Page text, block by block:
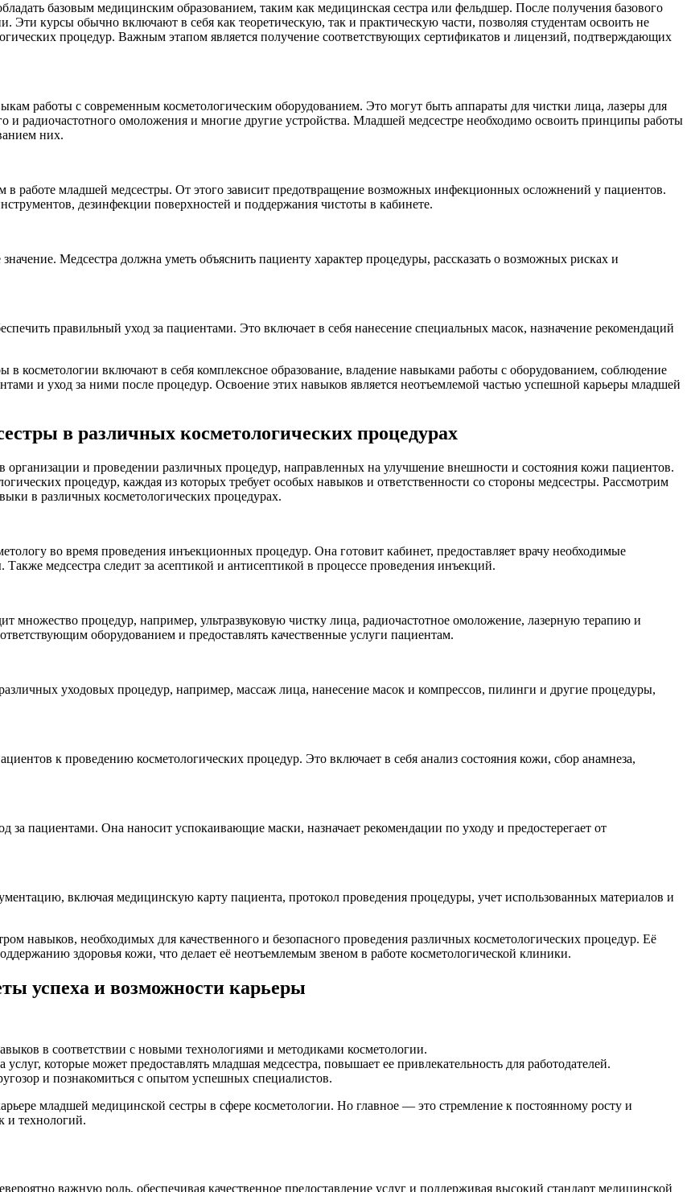
базовым медицинским образованием, таким как медицинская сестра или фельдшер. После получения базового
Эти курсы обычно включают в себя как теоретическую, так и практическую части, позволяя студентам освоить не
процедур. Важным этапом является получение соответствующих сертификатов и лицензий, подтверждающих
работы с современным косметологическим оборудованием. Это могут быть аппараты для чистки лица, лазеры для
и радиочастотного омоложения и многие другие устройства. Младшей медсестре необходимо освоить принципы работы
них.
в работе младшей медсестры. От этого зависит предотвращение возможных инфекционных осложнений у пациентов.
дезинфекции поверхностей и поддержания чистоты в кабинете.
Медсестра должна уметь объяснить пациенту характер процедуры, рассказать о возможных рисках и
правильный уход за пациентами. Это включает в себя нанесение специальных масок, назначение рекомендаций
в косметологии включают в себя комплексное образование, владение навыками работы с оборудованием, соблюдение
и уход за ними после процедур. Освоение этих навыков является неотъемлемой частью успешной карьеры младшей
в различных косметологических процедурах
организации и проведении различных процедур, направленных на улучшение внешности и состояния кожи пациентов.
процедур, каждая из которых требует особых навыков и ответственности со стороны медсестры. Рассмотрим
в различных косметологических процедурах.
во время проведения инъекционных процедур. Она готовит кабинет, предоставляет врачу необходимые
медсестра следит за асептикой и антисептикой в процессе проведения инъекций.
множество процедур, например, ультразвуковую чистку лица, радиочастотное омоложение, лазерную терапию и
оборудованием и предоставлять качественные услуги пациентам.
уходовых процедур, например, массаж лица, нанесение масок и компрессов, пилинги и другие процедуры,
к проведению косметологических процедур. Это включает в себя анализ состояния кожи, сбор анамнеза,
за пациентами. Она наносит успокаивающие маски, назначает рекомендации по уходу и предостерегает от
включая медицинскую карту пациента, протокол проведения процедуры, учет использованных материалов и
навыков, необходимых для качественного и безопасного проведения различных косметологических процедур. Её
здоровья кожи, что делает её неотъемлемым звеном в работе косметологической клиники.
успеха и возможности карьеры
в соответствии с новыми технологиями и методиками косметологии.
которые может предоставлять младшая медсестра, повышает ее привлекательность для работодателей.
и познакомиться с опытом успешных специалистов.
младшей медицинской сестры в сфере косметологии. Но главное — это стремление к постоянному росту и
и технологий.
важную роль, обеспечивая качественное предоставление услуг и поддерживая высокий стандарт медицинской